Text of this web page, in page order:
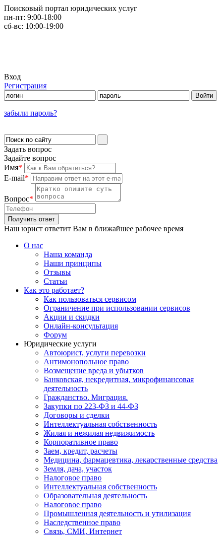
Поисковый портал юридических услуг
пн-пт: 9:00-18:00
сб-вс: 10:00-19:00
Вход
Регистрация
забыли пароль?
Задать вопрос
Задайте вопрос
Имя*
E-mail*
Вопрос*
Наш юрист ответит Вам в ближайшее рабочее время
О нас
Наша команда
Наши принципы
Отзывы
Статьи
Как это работает?
Как пользоваться сервисом
Ограничение при использовании сервисов
Акции и скидки
Онлайн-консультация
Форум
Юридические услуги
Автоюрист, услуги перевозки
Антимонопольное право
Возмещение вреда и убытков
Банковская, некредитная, микрофинансовая
деятельность
Гражданство. Миграция.
Закупки по 223-ФЗ и 44-ФЗ
Договоры и сделки
Интеллектуальная собственность
Жилая и нежилая недвижимость
Корпоративное право
Заем, кредит, расчеты
Медицина, фармацевтика, лекарственные средства
Земля, дача, участок
Налоговое право
Интеллектуальная собственность
Образовательная деятельность
Налоговое право
Промышленная деятельность и утилизация
Наследственное право
Связь, СМИ, Интернет